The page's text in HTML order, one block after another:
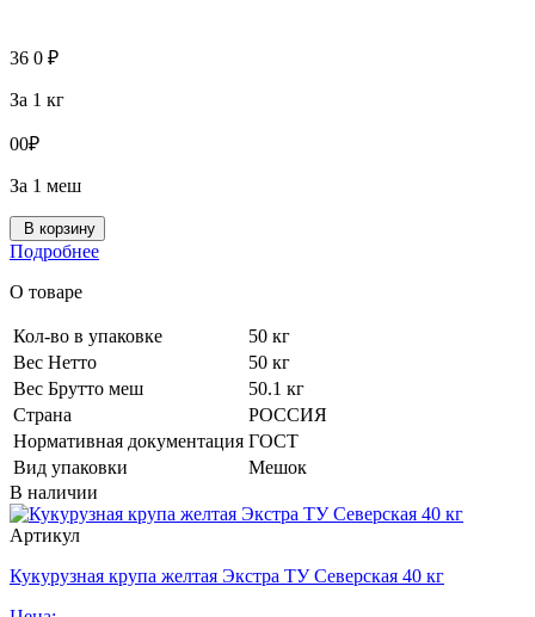
36 0 ₽
За 1 кг
00₽
За 1 меш
В корзину
Подробнее
О товаре
Кол-во в упаковке
50 кг
Вес Нетто
50 кг
Вес Брутто меш
50.1 кг
Страна
РОССИЯ
Нормативная документация ГОСТ
Вид упаковки
Мешок
В наличии
Артикул
Кукурузная крупа желтая Экстра ТУ Северская 40 кг